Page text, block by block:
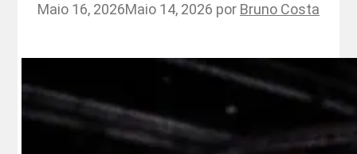
Maio 16, 2026Maio 14, 2026 por Bruno Costa